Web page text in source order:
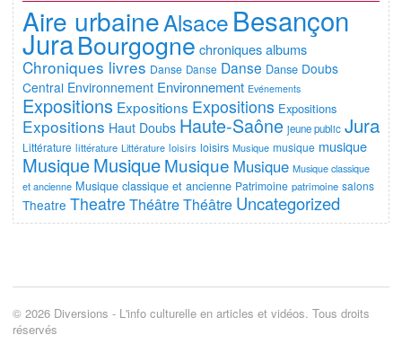
Aire urbaineAlsace Besançon
JuraBourgogne chroniques albums
Chroniques livres Danse Danse Danse Danse Doubs
Central Environnement Environnement Evénements
Expositions Expositions Expositions Expositions
Expositions Haut Doubs Haute-Saône jeune public Jura
Littérature littérature Littérature loisirs loisirs Musique musique musique
MusiqueMusiqueMusique Musique Musique classique
et ancienne Musique classique et ancienne Patrimoine patrimoine salons
Theatre Theatre ThéâtreThéâtre Uncategorized
© 2026 Diversions - L'info culturelle en articles et vidéos. Tous droits
réservés